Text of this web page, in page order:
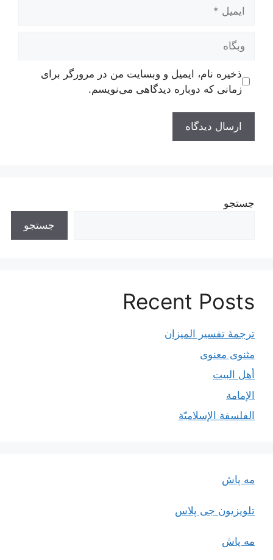
وبگاه
ذخیره نام، ایمیل و وبسایت من در مرورگر برای
زمانی که دوباره دیدگاهی می‌نویسم.
جستجو
جستجو
Recent Posts
ترجمۀ تفسیر المیزان
مثنوی معنوی
أهل البيت
الإمامة
الفلسفة الإسلاميّة
مه پاش
تلویزیون جی پلاس
مه پاش